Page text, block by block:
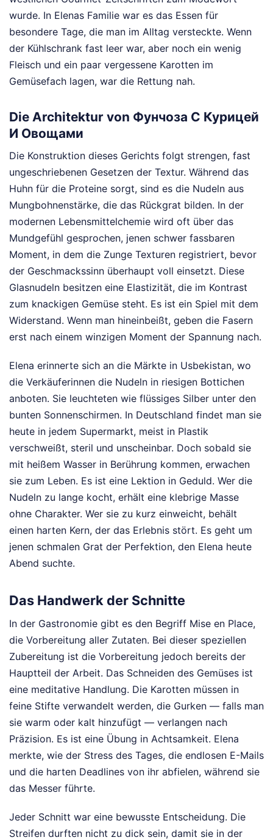
wurde. In Elenas Familie war es das Essen für
besondere Tage, die man im Alltag versteckte. Wenn
der Kühlschrank fast leer war, aber noch ein wenig
Fleisch und ein paar vergessene Karotten im
Gemüsefach lagen, war die Rettung nah.
Die Architektur von Фунчоза С Курицей
И Овощами
Die Konstruktion dieses Gerichts folgt strengen, fast
ungeschriebenen Gesetzen der Textur. Während das
Huhn für die Proteine sorgt, sind es die Nudeln aus
Mungbohnenstärke, die das Rückgrat bilden. In der
modernen Lebensmittelchemie wird oft über das
Mundgefühl gesprochen, jenen schwer fassbaren
Moment, in dem die Zunge Texturen registriert, bevor
der Geschmackssinn überhaupt voll einsetzt. Diese
Glasnudeln besitzen eine Elastizität, die im Kontrast
zum knackigen Gemüse steht. Es ist ein Spiel mit dem
Widerstand. Wenn man hineinbeißt, geben die Fasern
erst nach einem winzigen Moment der Spannung nach.
Elena erinnerte sich an die Märkte in Usbekistan, wo
die Verkäuferinnen die Nudeln in riesigen Bottichen
anboten. Sie leuchteten wie flüssiges Silber unter den
bunten Sonnenschirmen. In Deutschland findet man sie
heute in jedem Supermarkt, meist in Plastik
verschweißt, steril und unscheinbar. Doch sobald sie
mit heißem Wasser in Berührung kommen, erwachen
sie zum Leben. Es ist eine Lektion in Geduld. Wer die
Nudeln zu lange kocht, erhält eine klebrige Masse
ohne Charakter. Wer sie zu kurz einweicht, behält
einen harten Kern, der das Erlebnis stört. Es geht um
jenen schmalen Grat der Perfektion, den Elena heute
Abend suchte.
Das Handwerk der Schnitte
In der Gastronomie gibt es den Begriff Mise en Place,
die Vorbereitung aller Zutaten. Bei dieser speziellen
Zubereitung ist die Vorbereitung jedoch bereits der
Hauptteil der Arbeit. Das Schneiden des Gemüses ist
eine meditative Handlung. Die Karotten müssen in
feine Stifte verwandelt werden, die Gurken — falls man
sie warm oder kalt hinzufügt — verlangen nach
Präzision. Es ist eine Übung in Achtsamkeit. Elena
merkte, wie der Stress des Tages, die endlosen E-Mails
und die harten Deadlines von ihr abfielen, während sie
das Messer führte.
Jeder Schnitt war eine bewusste Entscheidung. Die
Streifen durften nicht zu dick sein, damit sie in der